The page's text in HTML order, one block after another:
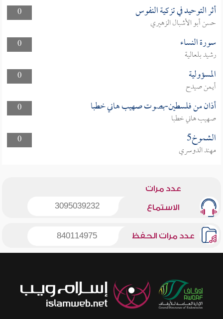
0
أثر التوحيد في تزكية النفوس
حسن أبو الأشبال الزهيري
0
سورة النساء
رشيد بلعالية
0
المسؤولية
أيمن صيدح
0
أذان من فلسطين-بصوت صهيب هاني خطبا
صهيب هاني خطبا
0
الشموخ5
مهند الدوسري
عدد مرات
الاستماع 3095039232
عدد مرات الحفظ 840114975